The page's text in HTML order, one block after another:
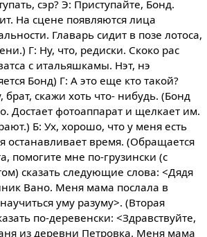
сэр? Э: Приступайте, Бонд.
На сцене появляются лица
Главарь сидит в позе лотоса,
Г: Ну, что, редиски. Скоко рас
с итальяшкамы. Нэт, нэ
Бонд) Г: А это еще кто такой?
скажи хоть что- нибудь. (Бонд
Достает фотоаппарат и щелкает им.
Б: Ух, хорошо, что у меня есть
останавливает время. (Обращается
помогите мне по-грузински (с
сказать следующие слова: <Дядя
Вано. Меня мама послала в
уму разуму>. (Вторая
по-деревенски: <Здравствуйте,
из деревни Петровка. Меня мама